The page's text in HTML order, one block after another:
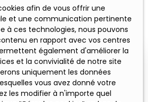
afin de vous offrir une
et une communication pertinente
à ces technologies, nous pouvons
en rapport avec vos centres
également d'améliorer la
et la convivialité de notre site
uniquement les données
vous avez donné votre
les modifier à n'importe quel